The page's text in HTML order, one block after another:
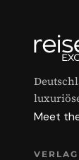
Meet
VERLAG